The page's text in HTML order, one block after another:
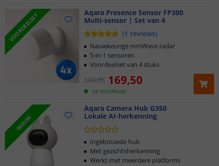
VOORDEELSET
Aqara Presence Sensor FP300
Multi-sensor | Set van 4
(1 reviews)
OP VOORRAAD
199,96 169,50
Nauwkeurige mmWave radar
5-in-1 sensoren
Voordeelset van 4 stuks
NIEUW
Aqara Camera Hub G350
Lokale AI-herkenning
Ingebouwde hub
Met gezichtsherkenning
Werkt met meerdere platforms